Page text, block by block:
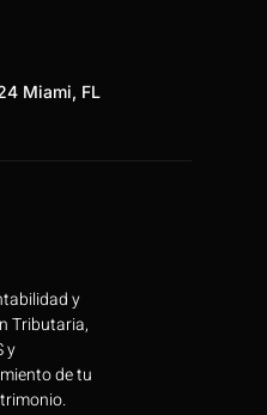
Miami, FL
y
Tributaria,
y
de tu